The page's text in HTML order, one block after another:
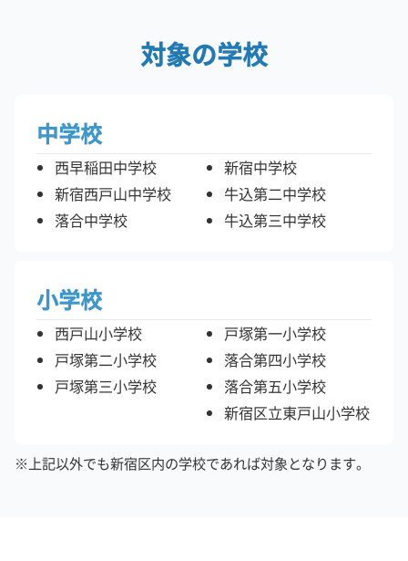
対象の学校
中学校
西早稲田中学校
新宿西戸山中学校
落合中学校
新宿中学校
牛込第二中学校
牛込第三中学校
小学校
西戸山小学校
戸塚第二小学校
戸塚第三小学校
戸塚第一小学校
落合第四小学校
落合第五小学校
新宿区立東戸山小学校
※上記以外でも新宿区内の学校であれば対象となります。